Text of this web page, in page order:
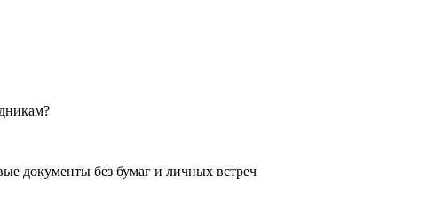
документы без бумаг и личных встреч